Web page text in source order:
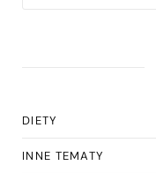
DIETY
INNE TEMATY